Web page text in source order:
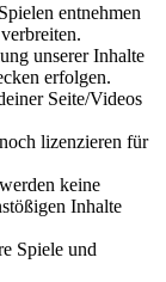
entnehmen
unserer Inhalte
erfolgen.
Seite/Videos
lizenzieren für
keine
Inhalte
Spiele und